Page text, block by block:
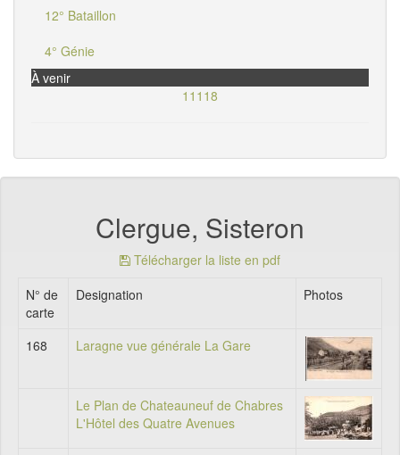
12° Bataillon
4° Génie
À venir
11118
Clergue, Sisteron
Télécharger la liste en pdf
N° de
carte
Designation Photos
168 Laragne vue générale La Gare
Le Plan de Chateauneuf de Chabres
L'Hôtel des Quatre Avenues